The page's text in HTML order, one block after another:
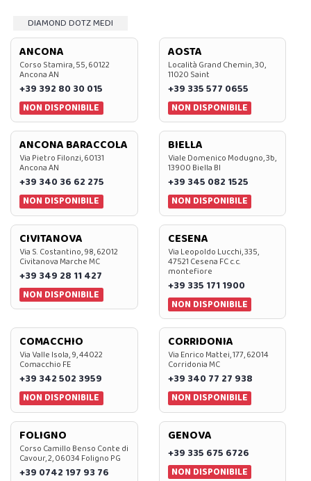
DIAMOND DOTZ MEDI
ANCONA
Corso Stamira, 55, 60122
Ancona AN
+39 392 80 30 015
NON DISPONIBILE
AOSTA
Località Grand Chemin, 30,
11020 Saint
+39 335 577 0655
NON DISPONIBILE
ANCONA BARACCOLA
Via Pietro Filonzi, 60131
Ancona AN
+39 340 36 62 275
NON DISPONIBILE
BIELLA
Viale Domenico Modugno, 3b,
13900 Biella BI
+39 345 082 1525
NON DISPONIBILE
CIVITANOVA
Via S. Costantino, 98, 62012
Civitanova Marche MC
+39 349 28 11 427
NON DISPONIBILE
CESENA
Via Leopoldo Lucchi, 335,
47521 Cesena FC c.c.
montefiore
+39 335 171 1900
NON DISPONIBILE
COMACCHIO
Via Valle Isola, 9, 44022
Comacchio FE
+39 342 502 3959
NON DISPONIBILE
CORRIDONIA
Via Enrico Mattei, 177, 62014
Corridonia MC
+39 340 77 27 938
NON DISPONIBILE
FOLIGNO
Corso Camillo Benso Conte di
Cavour, 2, 06034 Foligno PG
+39 0742 197 93 76
GENOVA
+39 335 675 6726
NON DISPONIBILE